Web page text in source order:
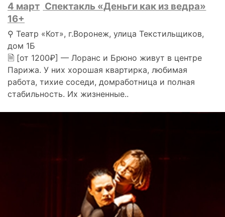
4 март Спектакль «Деньги как из ведра»
16+
⚲ Театр «Кот», г.Воронеж, улица Текстильщиков,
дом 1Б
🗎 [от 1200₽] — Лоранс и Брюно живут в центре
Парижа. У них хорошая квартирка, любимая
работа, тихие соседи, домработница и полная
стабильность. Их жизненные..